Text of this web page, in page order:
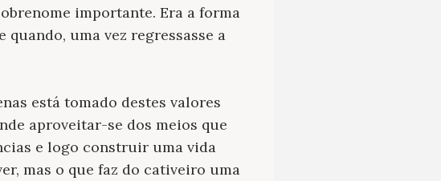
importante. Era a forma
uma vez regressasse a
está tomado destes valores
aproveitar-se dos meios que
e logo construir uma vida
mas o que faz do cativeiro uma